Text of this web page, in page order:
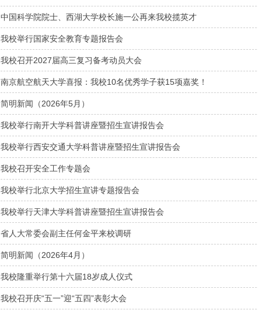
中国科学院院士、西湖大学校长施一公再来我校揽英才
我校举行国家安全教育专题报告会
我校召开2027届高三复习备考动员大会
南京航空航天大学喜报：我校10名优秀学子获15项嘉奖！
简明新闻（2026年5月）
我校举行南开大学科普讲座暨招生宣讲报告会
我校举行西安交通大学科普讲座暨招生宣讲报告会
我校召开安全工作专题会
我校举行北京大学招生宣讲专题报告会
我校举行天津大学科普讲座暨招生宣讲报告会
省人大常委会副主任何金平来校调研
简明新闻（2026年4月）
我校隆重举行第十六届18岁成人仪式
我校召开庆“五一”迎“五四”表彰大会